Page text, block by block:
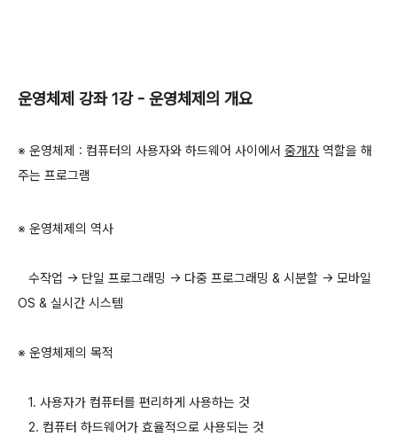
운영체제 강좌1강 - 운영체제의 개요
※ 운영체제 : 컴퓨터의 사용자와 하드웨어 사이에서 중개자 역할을 해
주는 프로그램
※ 운영체제의 역사
수작업 → 단일 프로그래밍 → 다중 프로그래밍 & 시분할 → 모바일
OS & 실시간 시스템
※ 운영체제의 목적
1. 사용자가 컴퓨터를 편리하게 사용하는 것
2. 컴퓨터 하드웨어가 효율적으로 사용되는 것